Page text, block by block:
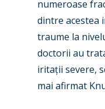
numeroase
dintre acestea
traume la
doctorii au
iritații severe,
mai afirmat